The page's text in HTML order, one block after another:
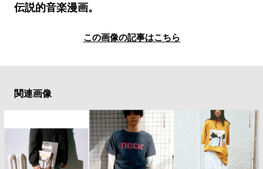
伝説的音楽漫画。
この画像の記事はこちら
関連画像